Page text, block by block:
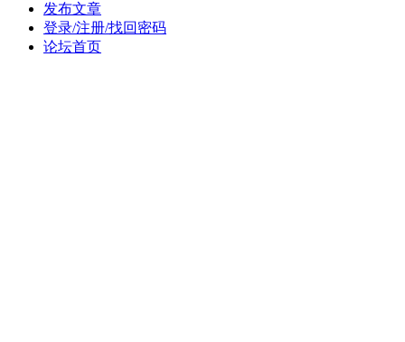
发布文章
登录/注册/找回密码
论坛首页